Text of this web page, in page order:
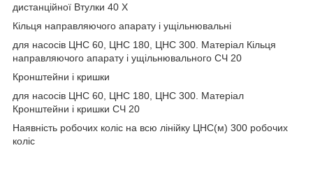
дистанційної Втулки 40 Х
Кільця направляючого апарату і ущільнювальні
для насосів ЦНС 60, ЦНС 180, ЦНС 300. Матеріал Кільця
направляючого апарату і ущільнювального СЧ 20
Кронштейни і кришки
для насосів ЦНС 60, ЦНС 180, ЦНС 300. Матеріал
Кронштейни і кришки СЧ 20
Наявність робочих коліс на всю лінійку ЦНС(м) 300 робочих
коліс